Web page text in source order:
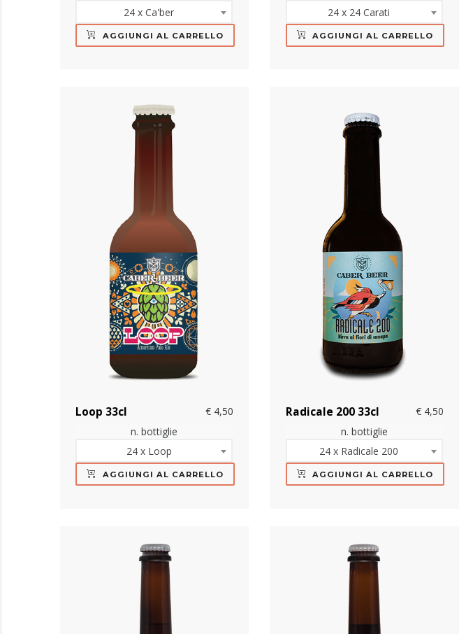
24 x Ca'ber
AGGIUNGI AL CARRELLO
24 x 24 Carati
AGGIUNGI AL CARRELLO
Loop 33cl
€ 4,50
n. bottiglie
24 x Loop
AGGIUNGI AL CARRELLO
Radicale 200 33cl
€ 4,50
n. bottiglie
24 x Radicale 200
AGGIUNGI AL CARRELLO